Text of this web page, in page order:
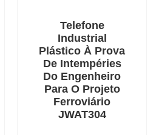
Telefone
Industrial
Plástico À Prova
De Intempéries
Do Engenheiro
Para O Projeto
Ferroviário
JWAT304